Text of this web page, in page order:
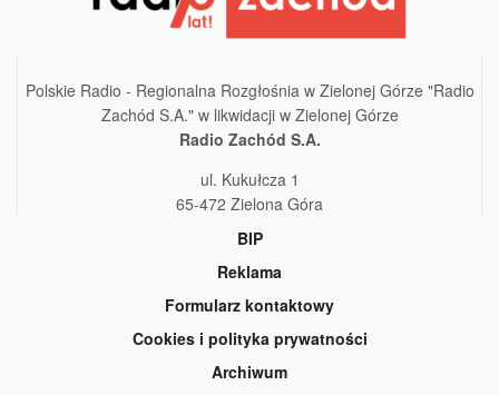
Polskie Radio - Regionalna Rozgłośnia w Zielonej Górze "Radio
Zachód S.A." w likwidacji w Zielonej Górze
Radio Zachód S.A.
ul. Kukułcza 1
65-472 Zielona Góra
BIP
Reklama
Formularz kontaktowy
Cookies i polityka prywatności
Archiwum